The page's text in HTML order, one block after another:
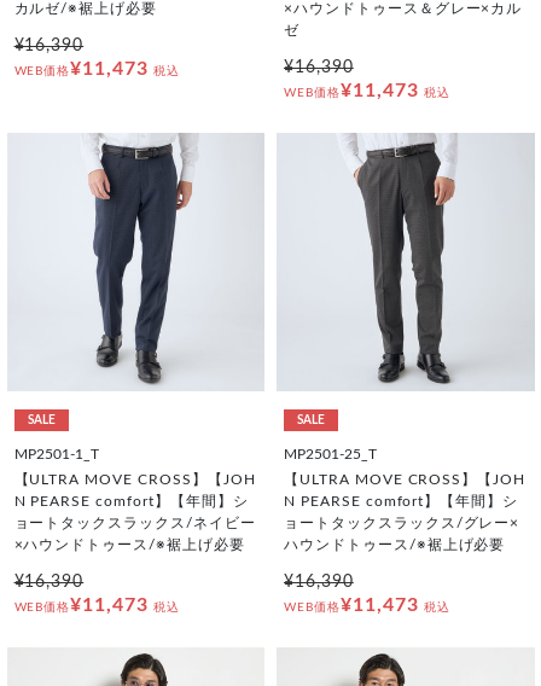
カルゼ/※裾上げ必要
¥16,390
WEB価格¥11,473 税込
×ハウンドトゥース＆グレー×カル
ゼ
¥16,390
WEB価格¥11,473 税込
SALE
MP2501-1_T
【ULTRA MOVE CROSS】【JOH
N PEARSE comfort】【年間】シ
ョートタックスラックス/ネイビー
×ハウンドトゥース/※裾上げ必要
¥16,390
WEB価格¥11,473 税込
SALE
MP2501-25_T
【ULTRA MOVE CROSS】【JOH
N PEARSE comfort】【年間】シ
ョートタックスラックス/グレー×
ハウンドトゥース/※裾上げ必要
¥16,390
WEB価格¥11,473 税込